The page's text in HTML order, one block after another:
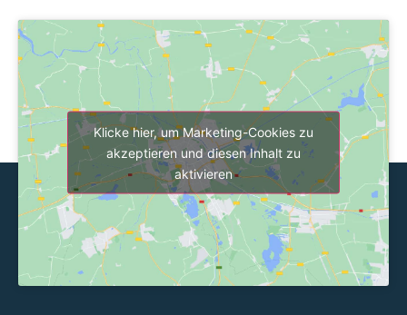
ausgeführt. Die Warmwasseraufbereitung und Beheizung
erfolgt mittels Erdwärme. Jede Wohnung ist mit einer
Fußbodenheizung mit individuell verstellbarer
Raumtemperaturregelung ausgestattet. Die
Wohnungseingangstüren wurden als Sicherheitstüren
und die Schallschutzfenster sowie Terrassentüren mit 3-
fach Isolierverglasung ausgeführt. Als Beschattung
dienen elektrischen Markisetten bzw. Außenrollläden. In
allen Wohn- und Schlafräumen sind Rauchwarnmelder
und UPC-Anschlüsse für TV und Internet installiert. Die
gesamte Wohnanlage ist barrierefrei.
Weitere Informationen zum gesamten Projekt finden Sie
auch auf der Projektwebsite:
www.salten1.at
Klicke hier, um Marketing-Cookies zu
akzeptieren und diesen Inhalt zu
aktivieren